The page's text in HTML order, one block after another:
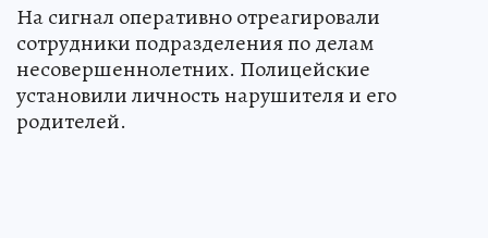
На сигнал оперативно отреагировали
сотрудники подразделения по делам
несовершеннолетних. Полицейские
установили личность нарушителя и его
родителей.